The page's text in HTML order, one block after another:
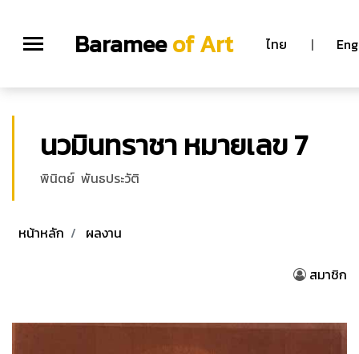
Barameeof Art ไทย | Eng
นวมินทราชา หมายเลข 7
พินิตย์ พันธประวัติ
หน้าหลัก ผลงาน
สมาชิก